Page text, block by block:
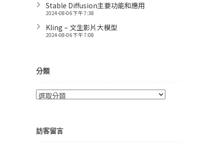
Stable Diffusion主要功能和應用
2024-08-06 下午 7:38
Kling – 文生影片大模型
2024-08-06 下午 7:08
分類
分
訪客留言